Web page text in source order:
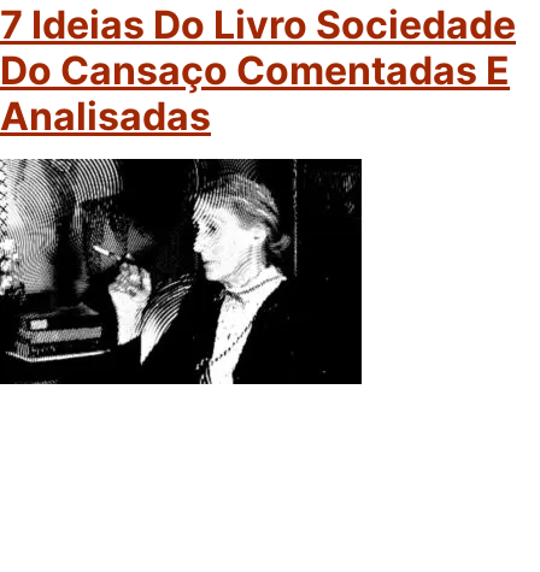
7 Ideias Do Livro Sociedade
Do Cansaço Comentadas E
Analisadas